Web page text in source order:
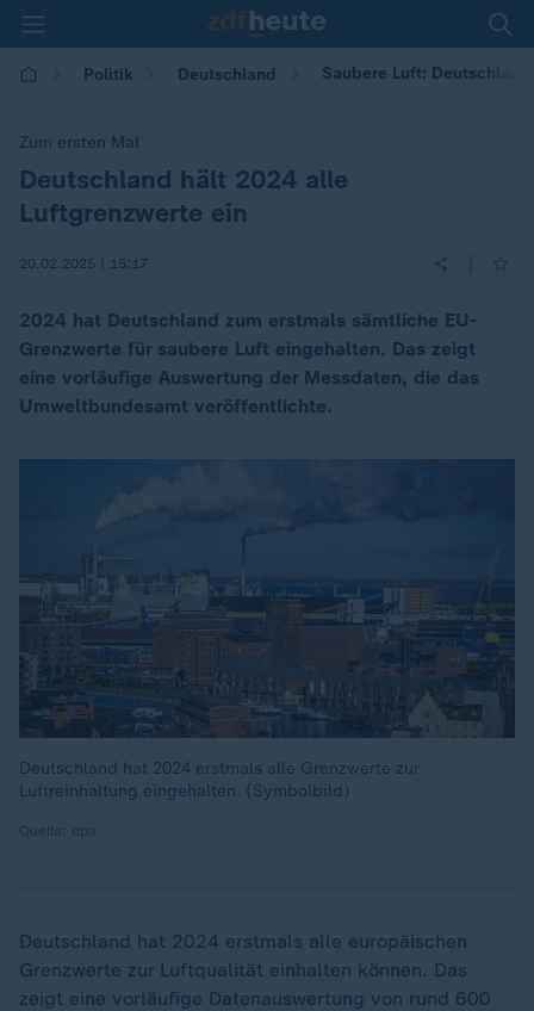
Politik Deutschland Saubere Luft:
Zum ersten Mal
:Deutschland hält 2024 alle
Luftgrenzwerte ein
20.02.2025 | 15:17
2024 hat Deutschland zum erstmals sämtliche EU-
Grenzwerte für saubere Luft eingehalten. Das zeigt
eine vorläufige Auswertung der Messdaten, die das
Umweltbundesamt veröffentlichte.
Deutschland hat 2024 erstmals alle Grenzwerte zur
Luftreinhaltung eingehalten. (Symbolbild)
Deutschland hat 2024 erstmals alle europäischen
Grenzwerte zur Luftqualität einhalten können. Das
zeigt eine vorläufige Datenauswertung von rund 600